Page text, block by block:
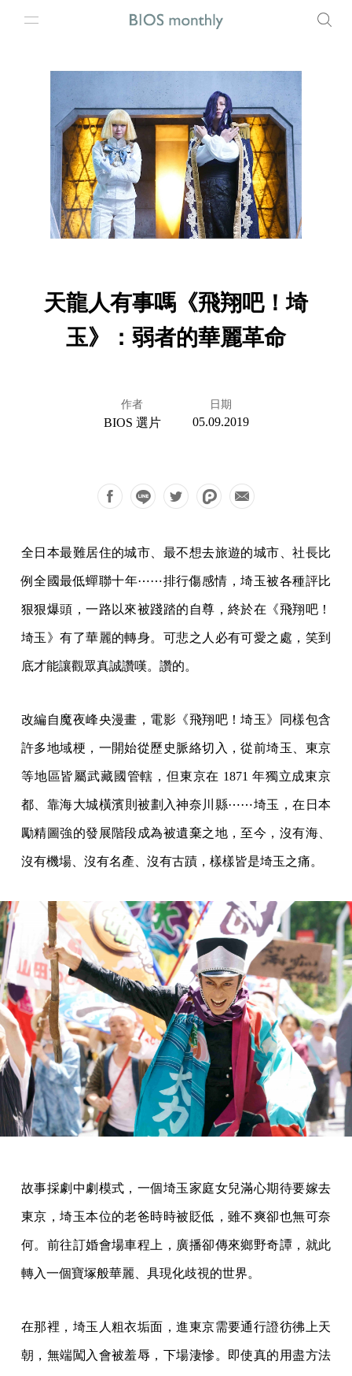
天龍人有事嗎《飛翔吧！埼
玉》：弱者的華麗革命
作者
BIOS 選片
日期
05.09.2019
全日本最難居住的城市、最不想去旅遊的城市、社長比
例全國最低蟬聯十年⋯⋯排行傷感情，埼玉被各種評比
狠狠爆頭，一路以來被踐踏的自尊，終於在《飛翔吧！
埼玉》有了華麗的轉身。可悲之人必有可愛之處，笑到
底才能讓觀眾真誠讚嘆。讚的。
改編自魔夜峰央漫畫，電影《飛翔吧！埼玉》同樣包含
許多地域梗，一開始從歷史脈絡切入，從前埼玉、東京
等地區皆屬武藏國管轄，但東京在 1871 年獨立成東京
都、靠海大城橫濱則被劃入神奈川縣⋯⋯埼玉，在日本
勵精圖強的發展階段成為被遺棄之地，至今，沒有海、
沒有機場、沒有名產、沒有古蹟，樣樣皆是埼玉之痛。
故事採劇中劇模式，一個埼玉家庭女兒滿心期待要嫁去
東京，埼玉本位的老爸時時被貶低，雖不爽卻也無可奈
何。前往訂婚會場車程上，廣播卻傳來鄉野奇譚，就此
轉入一個寶塚般華麗、具現化歧視的世界。
在那裡，埼玉人粗衣垢面，進東京需要通行證彷彿上天
朝，無端闖入會被羞辱，下場淒慘。即使真的用盡方法